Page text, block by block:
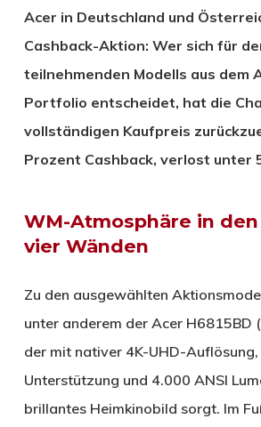
Acer in Deutschland und
Cashback-Aktion: Wer sich für
teilnehmenden Modells aus dem
Portfolio entscheidet, hat die
vollständigen Kaufpreis
Prozent Cashback, verlost unter
WM-Atmosphäre in
vier Wänden
Zu den ausgewählten
unter anderem der Acer H6815BD
der mit nativer 4K-UHD-
Unterstützung und 4.000 ANSI
brillantes Heimkinobild sorgt. Im